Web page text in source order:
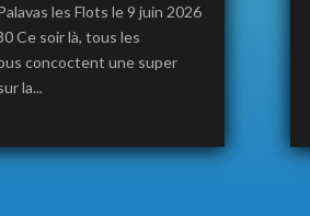
les Flots le 9 juin 2026
Ce soir là, tous les
concoctent une super
la...